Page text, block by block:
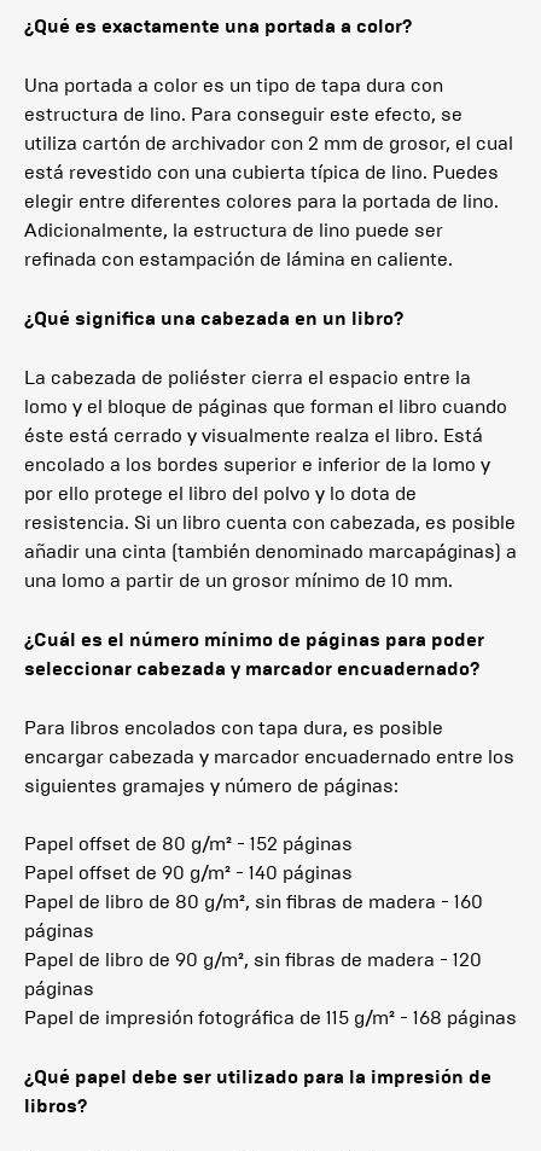
¿Qué es exactamente una portada a color?
Una portada a color es un tipo de tapa dura con
estructura de lino. Para conseguir este efecto, se
utiliza cartón de archivador con 2 mm de grosor, el cual
está revestido con una cubierta típica de lino. Puedes
elegir entre diferentes colores para la portada de lino.
Adicionalmente, la estructura de lino puede ser
refinada con estampación de lámina en caliente.
¿Qué significa una cabezada en un libro?
La cabezada de poliéster cierra el espacio entre la
lomo y el bloque de páginas que forman el libro cuando
éste está cerrado y visualmente realza el libro. Está
encolado a los bordes superior e inferior de la lomo y
por ello protege el libro del polvo y lo dota de
resistencia. Si un libro cuenta con cabezada, es posible
añadir una cinta (también denominado marcapáginas) a
una lomo a partir de un grosor mínimo de 10 mm.
¿Cuál es el número mínimo de páginas para poder
seleccionar cabezada y marcador encuadernado?
Para libros encolados con tapa dura, es posible
encargar cabezada y marcador encuadernado entre los
siguientes gramajes y número de páginas:
Papel offset de 80 g/m² - 152 páginas
Papel offset de 90 g/m² - 140 páginas
Papel de libro de 80 g/m², sin fibras de madera - 160
páginas
Papel de libro de 90 g/m², sin fibras de madera - 120
páginas
Papel de impresión fotográfica de 115 g/m² - 168 páginas
¿Qué papel debe ser utilizado para la impresión de
libros?